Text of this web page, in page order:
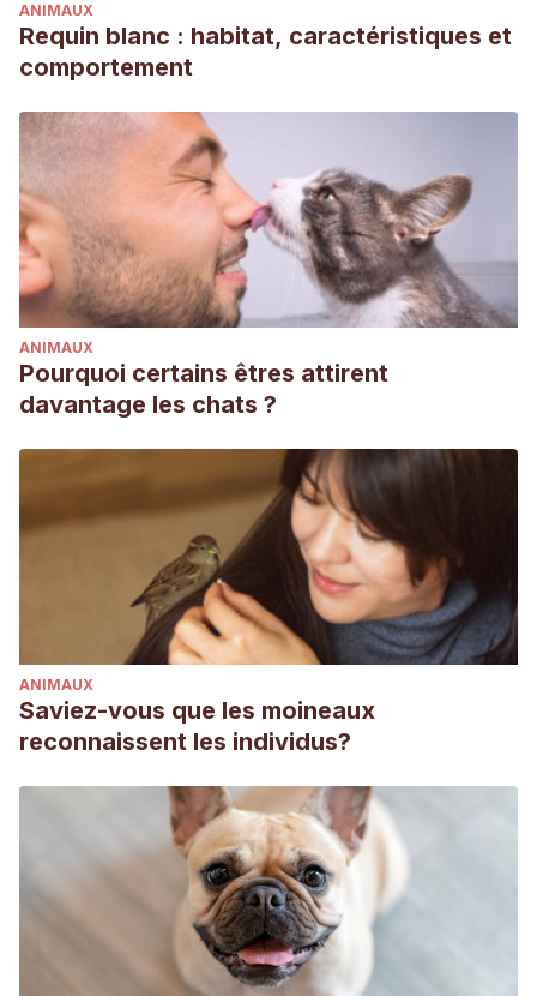
ANIMAUX
Requin blanc : habitat, caractéristiques et
comportement
ANIMAUX
Pourquoi certains êtres attirent
davantage les chats ?
ANIMAUX
Saviez-vous que les moineaux
reconnaissent les individus?